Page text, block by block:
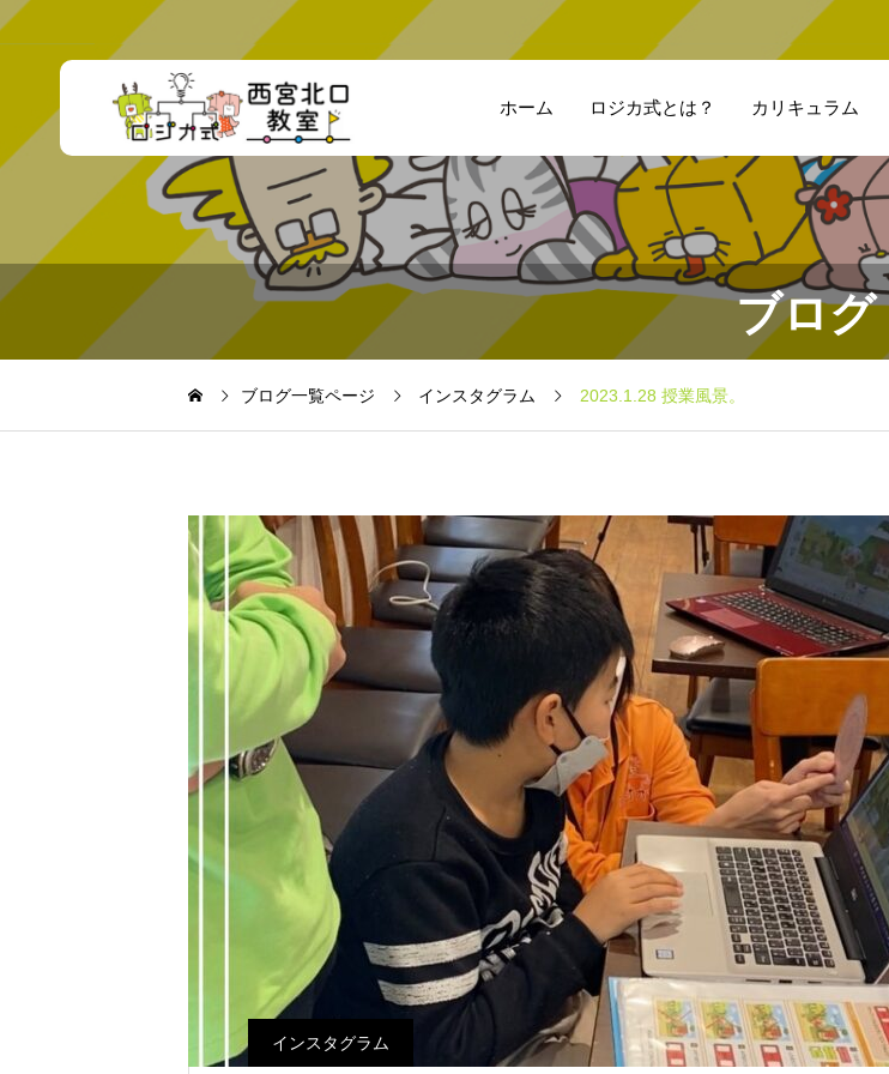
ホーム ロジカ式とは？ カリキュラム
ブログ
ブログ一覧ページ インスタグラム 2023.1.28 授業風景。
インスタグラム